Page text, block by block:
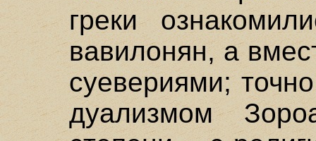
греки
вавилонян, а
суевериями;
дуализмом